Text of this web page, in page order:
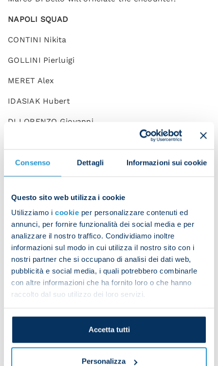
Consenso Dettagli Informazioni sui cookie
Questo sito web utilizza i cookie
Utilizziamo i cookie per personalizzare contenuti ed
annunci, per fornire funzionalità dei social media e per
analizzare il nostro traffico. Condividiamo inoltre
informazioni sul modo in cui utilizza il nostro sito con i
nostri partner che si occupano di analisi dei dati web,
pubblicità e social media, i quali potrebbero combinarle
con altre informazioni che ha fornito loro o che hanno
raccolto dal suo utilizzo dei loro servizi.
Accetta tutti
Personalizza
NAPOLI SQUAD
CONTINI Nikita
GOLLINI Pierluigi
MERET Alex
IDASIAK Hubert
DI LORENZO Giovanni
JUAN Jesus
OSTIGARD Leo
RRAHMANI Amir
ZANOLI Alessandro
ANGUISSA Frank
CAJUSTE Jens
LOBOTKA Stanislav